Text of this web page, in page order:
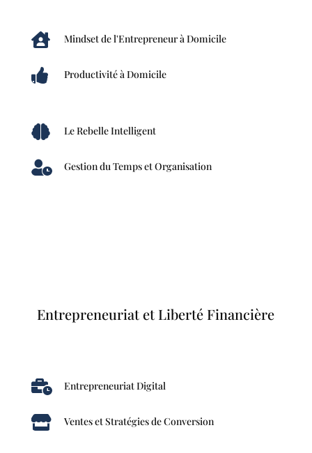
 Mindset de l'Entrepreneur à Domicile
 Productivité à Domicile
 Le Rebelle Intelligent
 Gestion du Temps et Organisation
Entrepreneuriat et Liberté Financière
 Entrepreneuriat Digital
 Ventes et Stratégies de Conversion